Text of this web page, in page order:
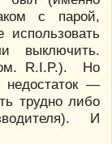
с парой,
использовать
выключить.
R.I.P.). Но
—
трудно либо
И